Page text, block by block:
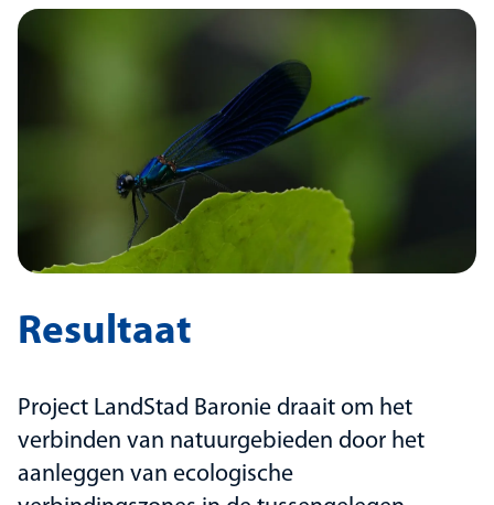
Resultaat
Project LandStad Baronie draait om het
verbinden van natuurgebieden door het
aanleggen van ecologische